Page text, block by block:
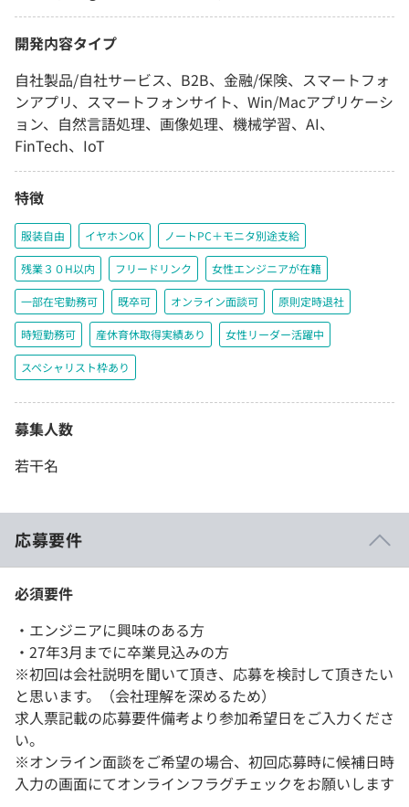
開発内容タイプ
自社製品/自社サービス、B2B、金融/保険、スマートフォ
ンアプリ、スマートフォンサイト、Win/Macアプリケーシ
ョン、自然言語処理、画像処理、機械学習、AI、
FinTech、IoT
特徴
服装自由 イヤホンOK ノートPC＋モニタ別途支給
残業３０H以内 フリードリンク 女性エンジニアが在籍
一部在宅勤務可 既卒可 オンライン面談可 原則定時退社
時短勤務可 産休育休取得実績あり 女性リーダー活躍中
スペシャリスト枠あり
募集人数
若干名
応募要件
必須要件
・エンジニアに興味のある方
・27年3月までに卒業見込みの方
※初回は会社説明を聞いて頂き、応募を検討して頂きたい
と思います。（会社理解を深めるため）
求人票記載の応募要件備考より参加希望日をご入力くださ
い。
※オンライン面談をご希望の場合、初回応募時に候補日時
入力の画面にてオンラインフラグチェックをお願いします